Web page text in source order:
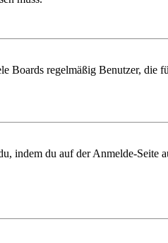
Boards regelmäßig Benutzer, die
indem du auf der Anmelde-Seite